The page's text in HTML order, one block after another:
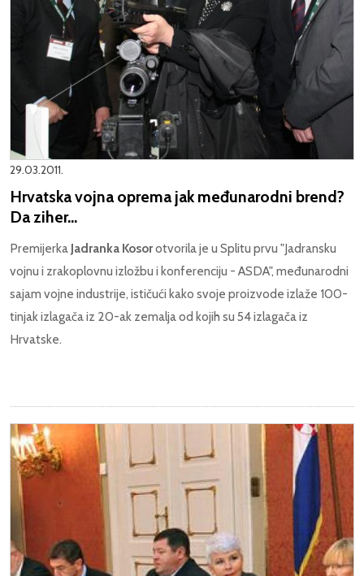
29.03.2011.
Hrvatska vojna oprema jak međunarodni brend?
Da ziher...
Premijerka Jadranka Kosorotvorila je u Splitu prvu "Jadransku
vojnu i zrakoplovnu izložbu i konferenciju - ASDA", međunarodni
sajam vojne industrije, ističući kako svoje proizvode izlaže 100-
tinjak izlagača iz 20-ak zemalja od kojih su 54 izlagača iz
Hrvatske.